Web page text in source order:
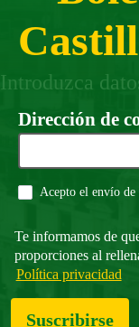
Introduzca
Dirección de
Acepto el envío de
Te informamos de
proporciones al
Política privacidad
Suscribirse